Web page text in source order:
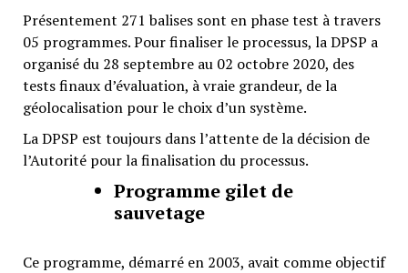
Présentement 271 balises sont en phase test à travers
05 programmes. Pour finaliser le processus, la DPSP a
organisé du 28 septembre au 02 octobre 2020, des
tests finaux d’évaluation, à vraie grandeur, de la
géolocalisation pour le choix d’un système.
La DPSP est toujours dans l’attente de la décision de
l’Autorité pour la finalisation du processus.
Programme gilet de
sauvetage
Ce programme, démarré en 2003, avait comme objectif